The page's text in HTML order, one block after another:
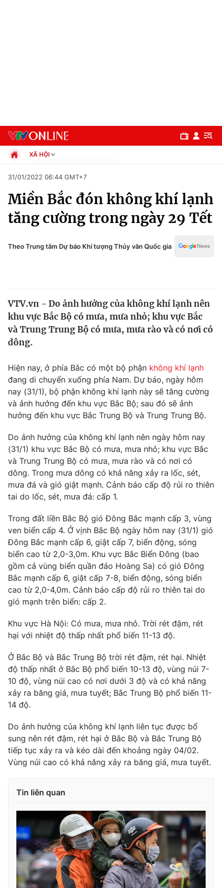
Chuyên mục
Chính trị
Y tế
Thế giới
Thế giới đó đây
Câu chuyện quốc tế
Kinh tế
Tài chính
Thị trường
Dữ liệu và đời sống
Phim VTV
Hậu trường
Nhân vật
Giải sao mai
Giải trí
Điện ảnh
Âm nhạc
Sao
Đời sống
Làm đẹp
Chất lượng cuộc sống
Giáo dục
Tuyển sinh
Học trực tuyến
Công nghệ
Hitech Công nghệ tương lai
Sản phẩm
Thị trường
Tư vấn
Giao lưu trực tuyến
Lịch phát sóng
Chuyên mục khác
Emagazine Podcast
Photo Infographic
Video
VTV Money VTV Thể thao
VTV Sức khoẻ Bất động sản
Thị trường 24h
VTV4 Vươn mình bằng AI
VTV9 VTV8
Liên hệ tòa soạn English
XÃ HỘI
Xã hội
Pháp luật
Thể thao
Văn hóa - Giải trí
Giáo dục
31/01/2022 06:44 GMT+7
Miền Bắc đón không khí lạnh
tăng cường trong ngày 29 Tết
Theo Trung tâm Dự báo Khí tượng Thủy văn Quốc gia
VTV.vn - Do ảnh hưởng của không khí lạnh nên
khu vực Bắc Bộ có mưa, mưa nhỏ; khu vực Bắc
và Trung Trung Bộ có mưa, mưa rào và có nơi có
dông.
Hiện nay, ở phía Bắc có một bộ phận không khí lạnh
đang di chuyển xuống phía Nam. Dự báo, ngày hôm
nay (31/1), bộ phận không khí lạnh này sẽ tăng cường
và ảnh hưởng đến khu vực Bắc Bộ; sau đó sẽ ảnh
hưởng đến khu vực Bắc Trung Bộ và Trung Trung Bộ.
Do ảnh hưởng của không khí lạnh nên ngày hôm nay
(31/1) khu vực Bắc Bộ có mưa, mưa nhỏ; khu vực Bắc
và Trung Trung Bộ có mưa, mưa rào và có nơi có
dông. Trong mưa dông có khả năng xảy ra lốc, sét,
mưa đá và gió giật mạnh. Cảnh báo cấp độ rủi ro thiên
tai do lốc, sét, mưa đá: cấp 1.
Trong đất liền Bắc Bộ gió Đông Bắc mạnh cấp 3, vùng
ven biển cấp 4. Ở vịnh Bắc Bộ ngày hôm nay (31/1) gió
Đông Bắc mạnh cấp 6, giật cấp 7, biển động, sóng
biển cao từ 2,0-3,0m. Khu vực Bắc Biển Đông (bao
gồm cả vùng biển quần đảo Hoàng Sa) có gió Đông
Bắc mạnh cấp 6, giật cấp 7-8, biển động, sóng biển
cao từ 2,0-4,0m. Cảnh báo cấp độ rủi ro thiên tai do
gió mạnh trên biển: cấp 2.
Khu vực Hà Nội: Có mưa, mưa nhỏ. Trời rét đậm, rét
hại với nhiệt độ thấp nhất phổ biến 11-13 độ.
Ở Bắc Bộ và Bắc Trung Bộ trời rét đậm, rét hại. Nhiệt
độ thấp nhất ở Bắc Bộ phổ biến 10-13 độ, vùng núi 7-
10 độ, vùng núi cao có nơi dưới 3 độ và có khả năng
xảy ra băng giá, mưa tuyết; Bắc Trung Bộ phổ biến 11-
14 độ.
Do ảnh hưởng của không khí lạnh liên tục được bổ
sung nên rét đậm, rét hại ở Bắc Bộ và Bắc Trung Bộ
tiếp tục xảy ra và kéo dài đến khoảng ngày 04/02.
Vùng núi cao có khả năng xảy ra băng giá, mưa tuyết.
Tin liên quan